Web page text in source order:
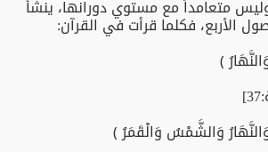
متعامداً مع مستوي دورانها، ينشأ
الأربع، فكلما قرأت في القرآن:
﴾
وَالشَّمْسُ وَالْقَمَرُ ﴾